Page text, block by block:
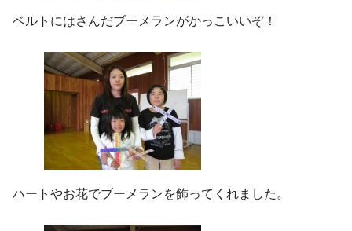
ベルトにはさんだブーメランがかっこいいぞ！
ハートやお花でブーメランを飾ってくれました。